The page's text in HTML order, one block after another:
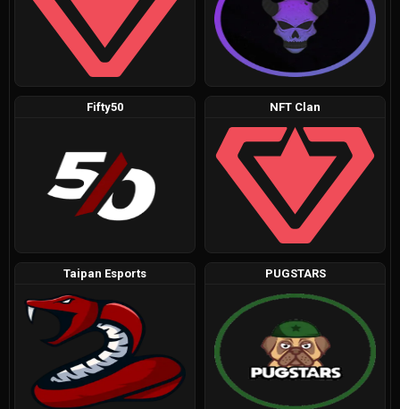
Fifty50 NFT Clan
Taipan Esports PUGSTARS